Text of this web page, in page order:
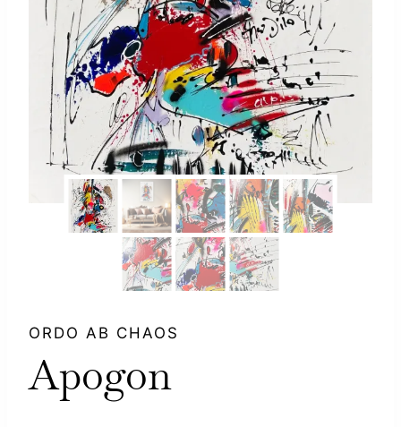
ORDO AB CHAOS
Apogon